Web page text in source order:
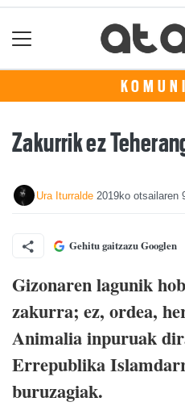
Zakurrik ez
Ura Iturralde 2019ko otsailaren
Gehitu gaitzazu Googlen
Gizonaren lagunik
zakurra; ez, ordea,
Animalia inpuruak
Errepublika
buruzagiak.